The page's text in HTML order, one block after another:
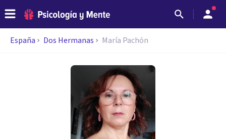
España Dos Hermanas María Pachón